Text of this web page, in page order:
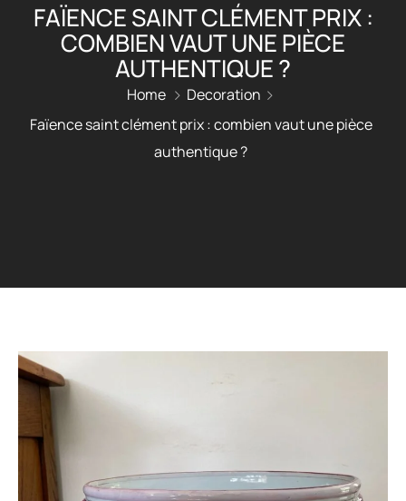
FAÏENCE SAINT CLÉMENT PRIX :
COMBIEN VAUT UNE PIÈCE
AUTHENTIQUE ?
Home
Decoration
Faïence saint clément prix : combien vaut une pièce
authentique ?